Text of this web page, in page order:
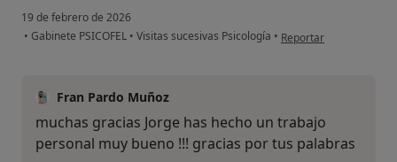
19 de febrero de 2026
• Gabinete PSICOFEL • Visitas sucesivas Psicología • en opinión del usuario
Reportar
Fran Pardo Muñoz
muchas gracias Jorge has hecho un trabajo
personal muy bueno !!! gracias por tus palabras